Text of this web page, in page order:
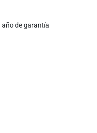
año de garantía